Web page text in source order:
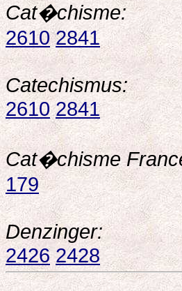
Cat�chisme:
2610 2841
Catechismus:
2610 2841
Cat�chisme
179
Denzinger:
2426 2428